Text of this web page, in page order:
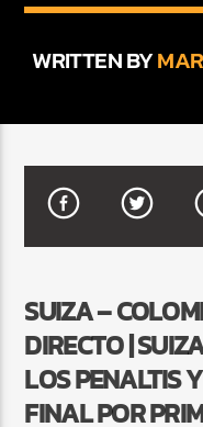
CURRENT SHOW
WRITTEN BY
SUIZA –
DIRECTO |
LOS PENALTIS
FINAL POR